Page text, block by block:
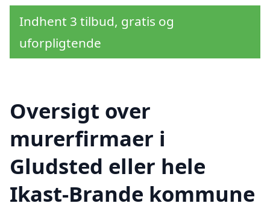
Indhent 3 tilbud, gratis og
uforpligtende
Oversigt over
murerfirmaer i
Gludsted eller hele
Ikast-Brande kommune